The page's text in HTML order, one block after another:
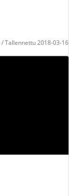
/ Tallennettu 2018-03-16